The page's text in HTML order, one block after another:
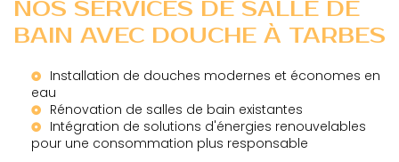
NOS SERVICES DE SALLE DE
BAIN AVEC DOUCHE À TARBES
Installation de douches modernes et économes en
eau
Rénovation de salles de bain existantes
Intégration de solutions d'énergies renouvelables
pour une consommation plus responsable